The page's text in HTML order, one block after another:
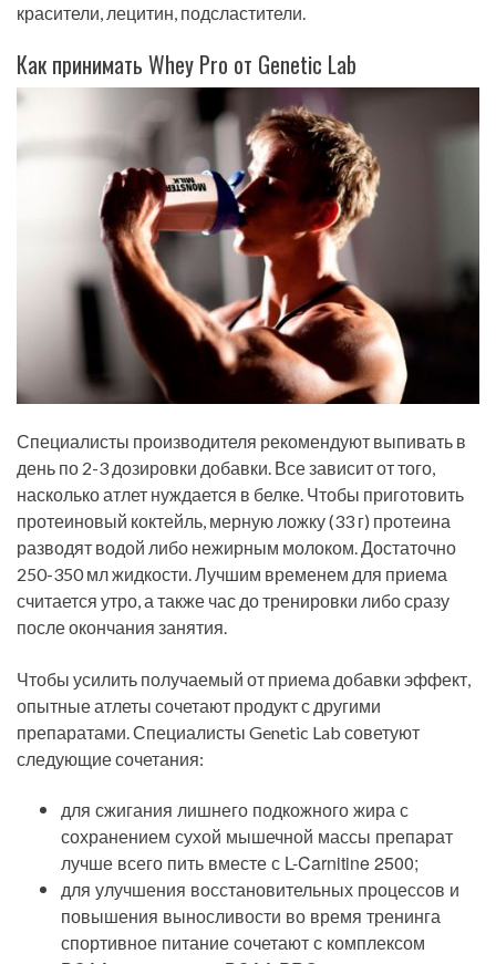
красители, лецитин, подсластители.
Как принимать Whey Pro от Genetic Lab
Специалисты производителя рекомендуют выпивать в
день по 2-3 дозировки добавки. Все зависит от того,
насколько атлет нуждается в белке. Чтобы приготовить
протеиновый коктейль, мерную ложку (33 г) протеина
разводят водой либо нежирным молоком. Достаточно
250-350 мл жидкости. Лучшим временем для приема
считается утро, а также час до тренировки либо сразу
после окончания занятия.
Чтобы усилить получаемый от приема добавки эффект,
опытные атлеты сочетают продукт с другими
препаратами. Специалисты Genetic Lab советуют
следующие сочетания:
для сжигания лишнего подкожного жира с
сохранением сухой мышечной массы препарат
лучше всего пить вместе с L-Carnitine 2500;
для улучшения восстановительных процессов и
повышения выносливости во время тренинга
спортивное питание сочетают с комплексом